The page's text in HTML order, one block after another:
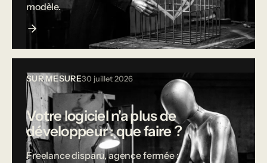
modèle.
SUR MESURE30 juillet 2026
Votre logiciel n'a plus de
développeur : que faire ?
Freelance disparu, agence fermée :